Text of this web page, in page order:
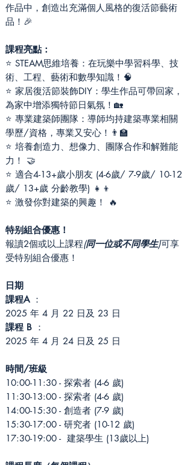
作品中，創造出充滿個人風格的復活節藝術
品！🎉
課程亮點：
⭐ STEAM思維培養：在玩樂中學習科學、技
術、工程、藝術和數學知識！🧠
⭐ 家居復活節裝飾DIY：學生作品可帶回家，
為家中增添獨特節日氣氛！🏡
⭐ 專業建築師團隊：導師均持建築專業相關
學歷/資格，專業又安心！👨‍🏫
⭐ 培養創造力、想像力、團隊合作和解難能
力！ 🤝
⭐ 適合4-13+歲小朋友 (4-6歲/ 7-9歲/ 10-12
歲/ 13+歲 分齡教學) 👧👦
⭐ 激發你對建築的興趣！ 🔥
特别組合優惠！
報讀2個或以上課程(同一位或不同學生)可享
受特别組合優惠！
日期
課程A：
2025 年 4 月 22 日及 23 日
課程 B ：
2025 年 4 月 24 日及 25 日
時間/班級
10:00-11:30 - 探索者 (4-6 歲)
11:30-13:00 - 探索者 (4-6 歲)
14:00-15:30 - 創造者 (7-9 歲)
15:30-17:00 - 研究者 (10-12 歲)
17:30-19:00 - 建築學生 (13歲以上)